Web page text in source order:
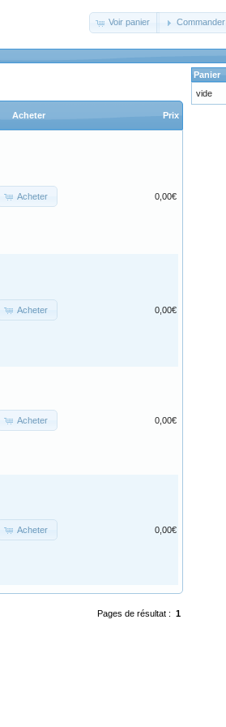
Voir panier Commander
Acheter Prix
Acheter 0,00€
Acheter 0,00€
Acheter 0,00€
Acheter 0,00€
Pages de résultat : 1
Panier
vide